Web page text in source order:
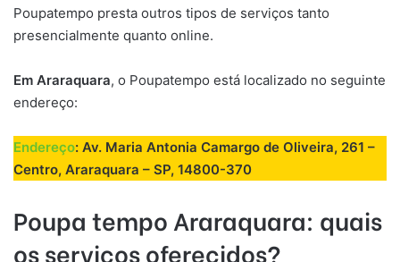
Poupatempo presta outros tipos de serviços tanto
presencialmente quanto online.
Em Araraquara, o Poupatempo está localizado no seguinte
endereço:
Endereço: Av. Maria Antonia Camargo de Oliveira, 261 –
Centro, Araraquara – SP, 14800-370
Poupa tempo Araraquara: quais
os serviços oferecidos?